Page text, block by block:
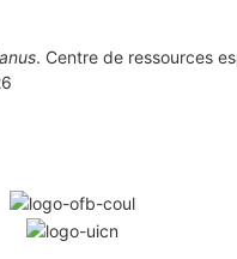
. Centre de ressources